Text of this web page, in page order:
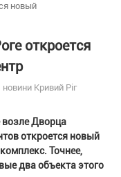
новый
откроется
Кривий Ріг
Дворца
откроется новый
Точнее,
два объекта этого